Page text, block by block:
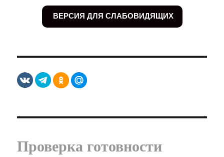
ВЕРСИЯ ДЛЯ СЛАБОВИДЯЩИХ
Проверка готовности